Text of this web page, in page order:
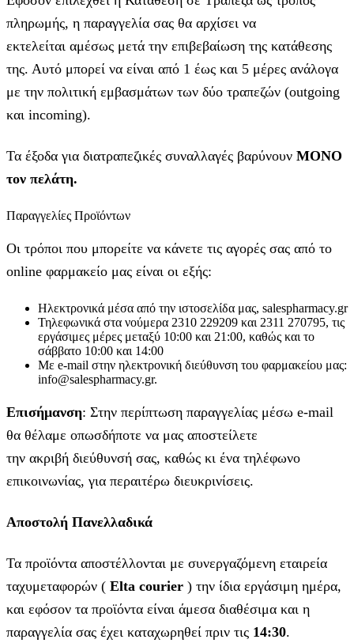
πληρωμής, η παραγγελία σας θα αρχίσει να
εκτελείται αμέσως μετά την επιβεβαίωση της κατάθεσης
της. Αυτό μπορεί να είναι από 1 έως και 5 μέρες ανάλογα
με την πολιτική εμβασμάτων των δύο τραπεζών (outgoing
και incoming).
Τα έξοδα για διατραπεζικές συναλλαγές βαρύνουν MONO
τον πελάτη.
Παραγγελίες Προϊόντων
Οι τρόποι που μπορείτε να κάνετε τις αγορές σας από το
online φαρμακείο μας είναι οι εξής:
Ηλεκτρονικά μέσα από την ιστοσελίδα μας, salespharmacy.gr
Τηλεφωνικά στα νούμερα 2310 229209 και 2311 270795, τις
εργάσιμες μέρες μεταξύ 10:00 και 21:00, καθώς και το
σάββατο 10:00 και 14:00
Με e-mail στην ηλεκτρονική διεύθυνση του φαρμακείου μας:
info@salespharmacy.gr.
Επισήμανση: Στην περίπτωση παραγγελίας μέσω e-mail
θα θέλαμε οπωσδήποτε να μας αποστείλετε
την ακριβή διεύθυνσή σας, καθώς κι ένα τηλέφωνο
επικοινωνίας, για περαιτέρω διευκρινίσεις.
Αποστολή Πανελλαδικά
Τα προϊόντα αποστέλλονται με συνεργαζόμενη εταιρεία
ταχυμεταφορών ( Elta courier ) την ίδια εργάσιμη ημέρα,
και εφόσον τα προϊόντα είναι άμεσα διαθέσιμα και η
παραγγελία σας έχει καταχωρηθεί πριν τις 14:30.